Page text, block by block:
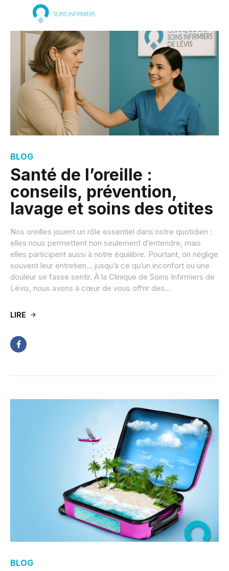
BLOG
Santé de l’oreille :
conseils, prévention,
lavage et soins des otites
Nos oreilles jouent un rôle essentiel dans notre quotidien :
elles nous permettent non seulement d’entendre, mais
elles participent aussi à notre équilibre. Pourtant, on néglige
souvent leur entretien… jusqu’à ce qu’un inconfort ou une
douleur se fasse sentir. À la Clinique de Soins Infirmiers de
Lévis, nous avons à cœur de vous offrir des...
LIRE
BLOG